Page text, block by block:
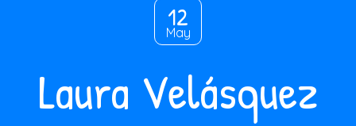
12
May
Laura Velásquez